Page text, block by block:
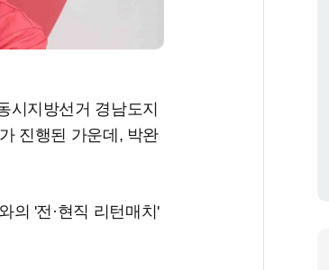
시지방선거 경남도지
진행된 가운데, 박완
의 '전·현직 리턴매치'